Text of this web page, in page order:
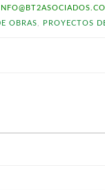
OBRAS, PROYECTOS